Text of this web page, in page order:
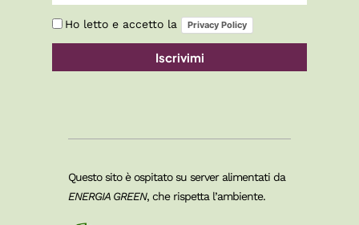
Ho letto e accetto la Privacy Policy
Iscrivimi
Questo sito è ospitato su server alimentati da
ENERGIA GREEN, che rispetta l’ambiente.